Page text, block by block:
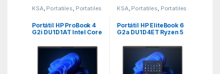
KSA Portatiles Portatiles
Portátil HP ProBook 4
G2i DU1D1AT Intel Core
SSD/ 16″/ Win11 Pro
KSA Portatiles Portatiles
Portátil HP EliteBook 6
G2a DU1D4ET Ryzen 5
14″/ Win11 Pro